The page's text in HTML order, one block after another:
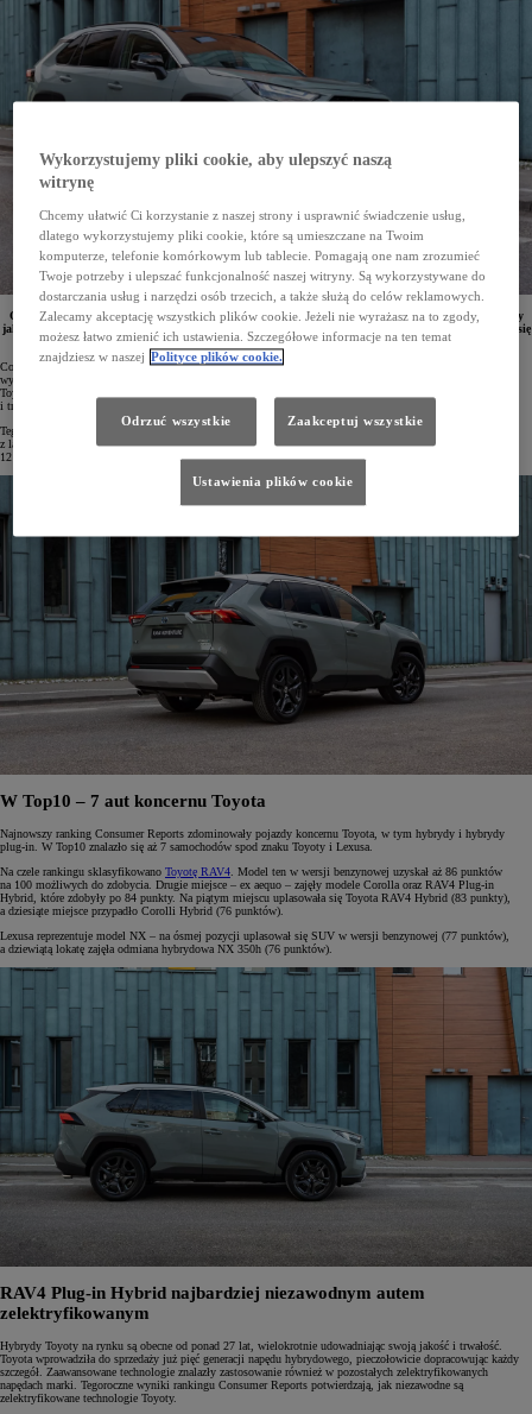
Ogłoszono najnowszy ranking Consumer Reports, który po raz kolejny potwierdził reputację Toyoty
jako producenta bezawaryjnych i trwałych samochodów. W pierwszej dziesiątce zestawienia znalazło się
aż 7 samochodów japońskiego koncernu. Pierwsze miejsce zajęła Toyota RAV4.
Consumer Reports to najbardziej cenione i wiarygodne rankingi na amerykańskim rynku. Finansowana
wyłącznie ze składek swoich członków organizacja testuje samochody kupione z własnych środków. Auta
Toyoty od lat zajmują wysokie lokaty w zestawieniach, co stanowi potwierdzenie ich niezawodności
i trwałości.
Tegoroczny ranking Consumer Reports oparto na danych zebranych od ponad 300 tysięcy użytkowników aut
z lat 2000–2024, którzy poinformowali o problemach, jakie mieli ze swoimi samochodami w ostatnich
12 miesiącach.
W Top10 – 7 aut koncernu Toyota
Najnowszy ranking Consumer Reports zdominowały pojazdy koncernu Toyota, w tym hybrydy i hybrydy
plug-in. W Top10 znalazło się aż 7 samochodów spod znaku Toyoty i Lexusa.
Na czele rankingu sklasyfikowano Toyotę RAV4 . Model ten w wersji benzynowej uzyskał aż 86 punktów
na 100 możliwych do zdobycia. Drugie miejsce – ex aequo – zajęły modele Corolla oraz RAV4 Plug-in
Hybrid, które zdobyły po 84 punkty. Na piątym miejscu uplasowała się Toyota RAV4 Hybrid (83 punkty),
a dziesiąte miejsce przypadło Corolli Hybrid (76 punktów).
Lexusa reprezentuje model NX – na ósmej pozycji uplasował się SUV w wersji benzynowej (77 punktów),
a dziewiątą lokatę zajęła odmiana hybrydowa NX 350h (76 punktów).
RAV4 Plug-in Hybrid najbardziej niezawodnym autem
zelektryfikowanym
Hybrydy Toyoty na rynku są obecne od ponad 27 lat, wielokrotnie udowadniając swoją jakość i trwałość.
Toyota wprowadziła do sprzedaży już pięć generacji napędu hybrydowego, pieczołowicie dopracowując każdy
szczegół. Zaawansowane technologie znalazły zastosowanie również w pozostałych zelektryfikowanych
napędach marki. Tegoroczne wyniki rankingu Consumer Reports potwierdzają, jak niezawodne są
zelektryfikowane technologie Toyoty.
Wykorzystujemy pliki cookie, aby ulepszyć naszą
witrynę
Chcemy ułatwić Ci korzystanie z naszej strony i usprawnić świadczenie usług,
dlatego wykorzystujemy pliki cookie, które są umieszczane na Twoim
komputerze, telefonie komórkowym lub tablecie. Pomagają one nam zrozumieć
Twoje potrzeby i ulepszać funkcjonalność naszej witryny. Są wykorzystywane do
dostarczania usług i narzędzi osób trzecich, a także służą do celów reklamowych.
Zalecamy akceptację wszystkich plików cookie. Jeżeli nie wyrażasz na to zgody,
możesz łatwo zmienić ich ustawienia. Szczegółowe informacje na ten temat
znajdziesz w naszej Polityce plików cookie.
Odrzuć wszystkie Zaakceptuj wszystkie
Ustawienia plików cookie